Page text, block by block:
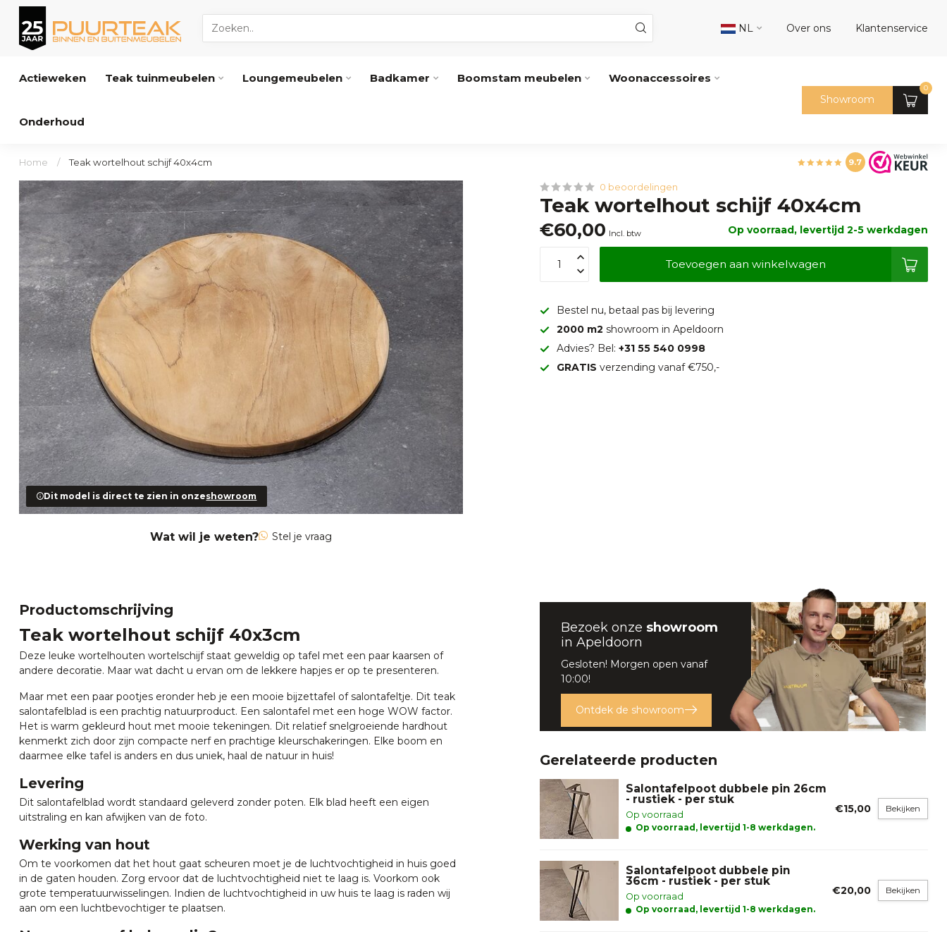
NL Over ons Klantenservice
Actieweken Teak tuinmeubelen Loungemeubelen Badkamer Boomstam meubelen Woonaccessoires
Onderhoud
Showroom
0
Home / Teak wortelhout schijf 40x4cm 9.7
Dit model is direct te zien in onzeshowroom
Wat wil je weten? Stel je vraag
0 beoordelingen
Teak wortelhout schijf 40x4cm
€60,00 Incl. btw Op voorraad, levertijd 2-5 werkdagen
Toevoegen aan winkelwagen
Bestel nu, betaal pas bij levering
2000 m2showroom in Apeldoorn
Advies? Bel:+31 55 540 0998
GRATIS verzending vanaf €750,-
Productomschrijving
Teak wortelhout schijf 40x3cm
Deze leuke wortelhouten wortelschijfstaat geweldig op tafel met een paar kaarsen of
andere decoratie. Maar wat dacht u ervan om de lekkere hapjes er op te presenteren.
Maar met een paar pootjes eronder heb je een mooie bijzettafel of salontafeltje. Dit teak
salontafelblad is een prachtig natuurproduct. Een salontafel met een hoge WOW factor.
Het is warm gekleurd hout met mooie tekeningen. Dit relatief snelgroeiende hardhout
kenmerkt zich door zijn compacte nerf en prachtige kleurschakeringen. Elke boom en
daarmee elke tafel is anders en dus uniek, haal de natuur in huis!
Levering
Dit salontafelblad wordt standaard geleverd zonder poten. Elk blad heeft een eigen
uitstraling en kan afwijken van de foto.
Werking van hout
Om te voorkomen dat het hout gaat scheuren moet je de luchtvochtigheid in huis goed
in de gaten houden. Zorg ervoor dat de luchtvochtigheid niet te laag is. Voorkom ook
grote temperatuurwisselingen. Indien de luchtvochtigheid in uw huis te laag is raden wij
aan om een luchtbevochtiger te plaatsen.
Bezoek onze showroom
in Apeldoorn
Gesloten! Morgen open vanaf
10:00!
Ontdek de showroom
Gerelateerde producten
Salontafelpoot dubbele pin 26cm
- rustiek - per stuk
Op voorraad
Op voorraad, levertijd 1-8 werkdagen.
€15,00 Bekijken
Salontafelpoot dubbele pin
36cm - rustiek - per stuk
Op voorraad
Op voorraad, levertijd 1-8 werkdagen.
€20,00 Bekijken